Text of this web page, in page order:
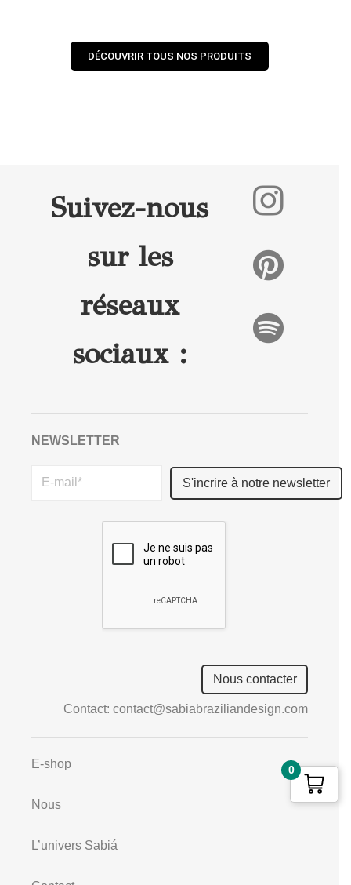
DÉCOUVRIR TOUS NOS PRODUITS
Suivez-nous
sur les
réseaux
sociaux :
NEWSLETTER
Please
leave
this
field
empty.
Nous contacter
Contact: contact@sabiabraziliandesign.com
E-shop
Nous
L’univers Sabiá
0